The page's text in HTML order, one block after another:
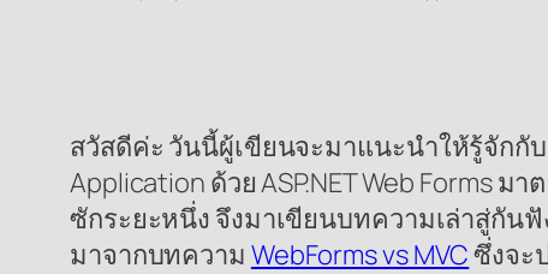
สวัสดีค่ะ วันนี้ผู้เขียนจะมาแนะนำให้รู้จักกั
Application ด้วย ASP.NET Web Forms
ซักระยะหนึ่ง จึงมาเขียนบทความเล่าสู่กันฟั
มาจากบทความ WebForms vs MVCซึ่งจะ